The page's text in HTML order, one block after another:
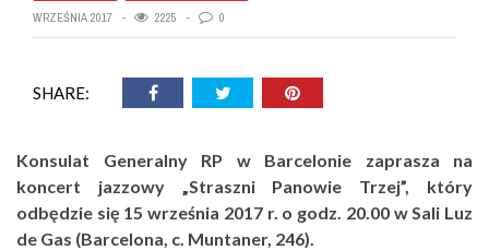
WRZEŚNIA 2017
2225 0
SHARE:
Konsulat Generalny RP w Barcelonie zaprasza na
koncert jazzowy „Straszni Panowie Trzej”, który
odbędzie się 15 września 2017 r. o godz. 20.00 w Sali Luz
de Gas (Barcelona, c. Muntaner, 246).